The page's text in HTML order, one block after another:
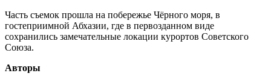
Часть съемок прошла на побережье Чёрного моря, в
гостеприимной Абхазии, где в первозданном виде
сохранились замечательные локации курортов Советского
Союза.
Авторы